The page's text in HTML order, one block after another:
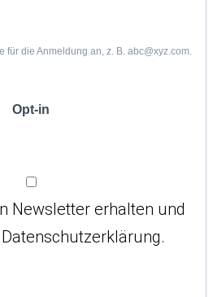
für die Anmeldung an, z. B. abc@xyz.com.
Opt-in
Newsletter erhalten und